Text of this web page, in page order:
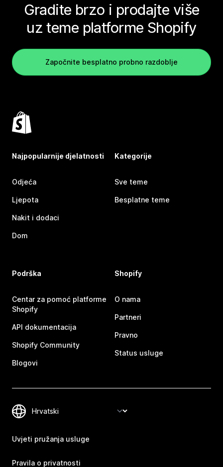
Gradite brzo i prodajte više
uz teme platforme Shopify
Započnite besplatno probno razdoblje
Najpopularnije djelatnosti
Odjeća
Ljepota
Nakit i dodaci
Dom
Kategorije
Sve teme
Besplatne teme
Podrška
Centar za pomoć platforme
Shopify
API dokumentacija
Shopify Community
Blogovi
Shopify
O nama
Partneri
Pravno
Status usluge
Uvjeti pružanja usluge
Pravila o privatnosti